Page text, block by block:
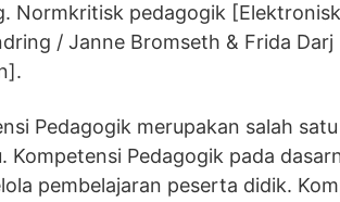
Normkritisk pedagogik
/ Janne Bromseth & Frida Darj
Pedagogik merupakan salah
Kompetensi Pedagogik pada
pembelajaran peserta didik.